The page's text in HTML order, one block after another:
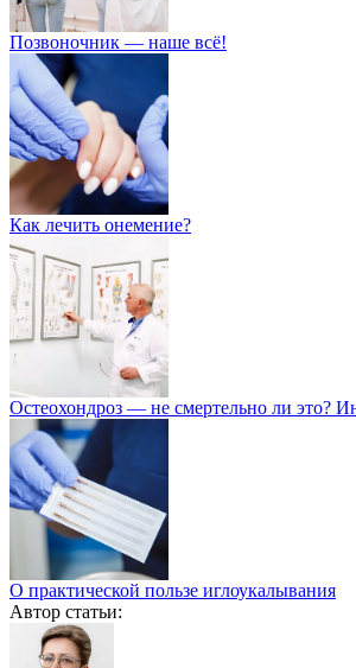
Позвоночник — наше всё!
Как лечить онемение?
Остеохондроз — не смертельно ли это?
О практической пользе иглоукалывания
Автор статьи: